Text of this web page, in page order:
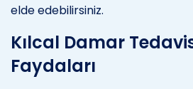
elde edebilirsiniz.
Kılcal Damar
Faydaları